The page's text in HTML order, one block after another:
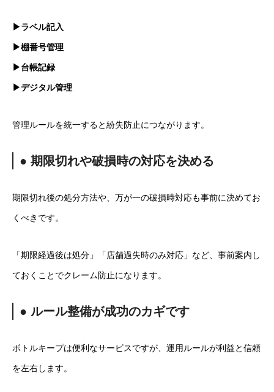
▶ラベル記入
▶棚番号管理
▶台帳記録
▶デジタル管理
管理ルールを統一すると紛失防止につながります。
● 期限切れや破損時の対応を決める
期限切れ後の処分方法や、万が一の破損時対応も事前に決めてお
くべきです。
「期限経過後は処分」「店舗過失時のみ対応」など、事前案内し
ておくことでクレーム防止になります。
● ルール整備が成功のカギです
ボトルキープは便利なサービスですが、運用ルールが利益と信頼
を左右します。